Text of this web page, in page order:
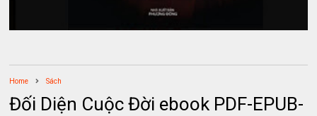
Home Sách
Đối Diện Cuộc Đời ebook PDF-EPUB-